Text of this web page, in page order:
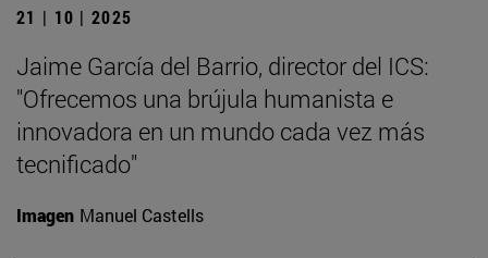
21 | 10 | 2025
Jaime García del Barrio, director del ICS:
"Ofrecemos una brújula humanista e
innovadora en un mundo cada vez más
tecnificado"
Imagen Manuel Castells